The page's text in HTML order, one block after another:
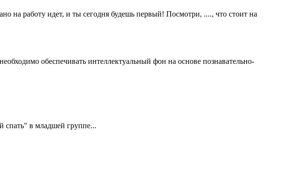
на работу идет, и ты сегодня будешь первый! Посмотри, ...., что стоит на
обеспечивать интеллектуальный фон на основе познавательно-
в младшей группе...